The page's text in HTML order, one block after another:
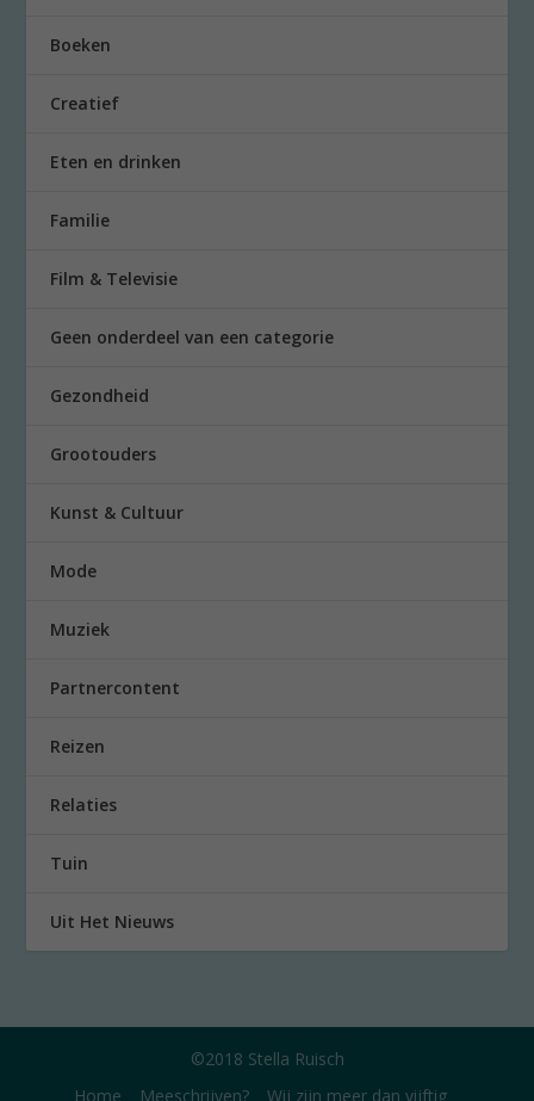
Boeken
Creatief
Eten en drinken
Familie
Film & Televisie
Geen onderdeel van een categorie
Gezondheid
Grootouders
Kunst & Cultuur
Mode
Muziek
Partnercontent
Reizen
Relaties
Tuin
Uit Het Nieuws
©2018 Stella Ruisch
Home
Meeschrijven? Wij zijn meer dan vijftig